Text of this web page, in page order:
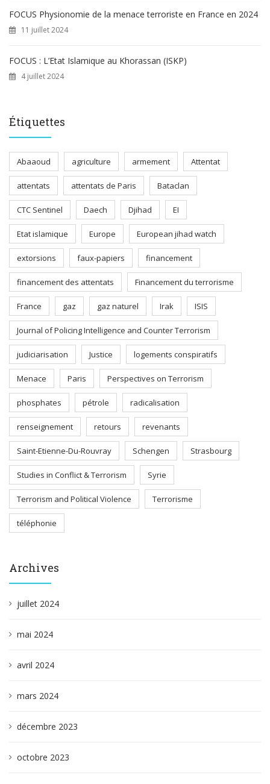
FOCUS Physionomie de la menace terroriste en France en 2024
11 juillet 2024
FOCUS : L’Etat Islamique au Khorassan (ISKP)
4 juillet 2024
Étiquettes
Abaaoud agriculture armement Attentat
attentats attentats de Paris Bataclan
CTC Sentinel Daech Djihad EI
Etat islamique Europe European jihad watch
extorsions faux-papiers financement
financement des attentats Financement du terrorisme
France gaz gaz naturel Irak ISIS
Journal of Policing Intelligence and Counter Terrorism
judiciarisation Justice logements conspiratifs
Menace Paris Perspectives on Terrorism
phosphates pétrole radicalisation
renseignement retours revenants
Saint-Etienne-Du-Rouvray Schengen Strasbourg
Studies in Conflict & Terrorism Syrie
Terrorism and Political Violence Terrorisme
téléphonie
Archives
juillet 2024
mai 2024
avril 2024
mars 2024
décembre 2023
octobre 2023